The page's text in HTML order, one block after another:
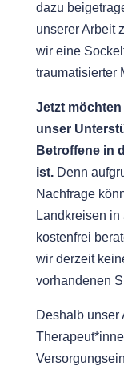
dazu
unserer Arbeit
wir eine
traumatisierter
Jetzt
unser
Betroffene in
ist.Denn
Nachfrage
Landkreisen
kostenfrei
wir derzeit
vorhandenen
Deshalb unser